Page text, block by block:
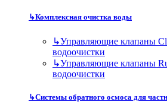
↳Комплексная очистка воды
↳Управляющие клапаны
водоочистки
↳Управляющие клапаны
водоочистки
↳Системы обратного осмоса для